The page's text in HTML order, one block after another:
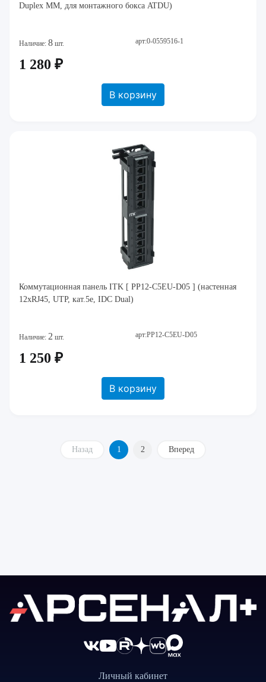
Duplex MM, для монтажного бокса ATDU)
Наличие: 8 шт. арт:0-0559516-1
1 280 ₽
В корзину
Коммутационная панель ITK [ PP12-C5EU-D05 ] (настенная
12хRJ45, UTP, кат.5е, IDC Dual)
Наличие: 2 шт. арт:PP12-C5EU-D05
1 250 ₽
В корзину
Назад 1 2 Вперед
Личный кабинет